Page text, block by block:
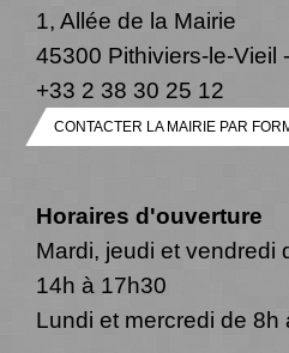
1, Allée de la Mairie
45300 Pithiviers-le-Vieil
+33 2 38 30 25 12
CONTACTER LA MAIRIE PAR
Horaires d'ouverture
Mardi, jeudi et vendredi
14h à 17h30
Lundi et mercredi de 8h